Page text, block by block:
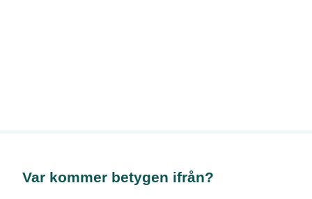
Var kommer betygen ifrån?